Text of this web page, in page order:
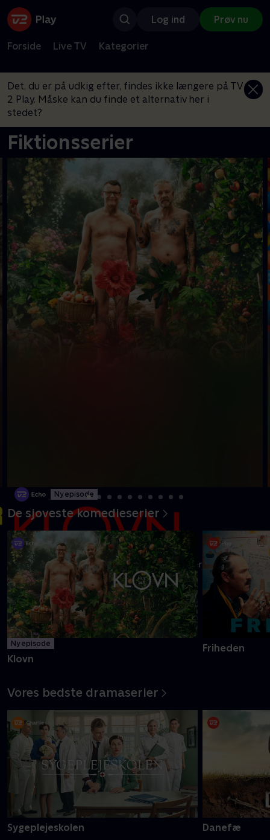
Log ind Prøv nu
Forside Live TV Kategorier
Det, du er på udkig efter, findes ikke længere på TV
2 Play. Måske kan du finde et alternativ her i
stedet?
Fiktionsserier
Ny episode
Danmarks pinligste makkerpar Frank og Casper navigerer livet
med tvivlsom succes
Mere info
De sjoveste komedieserier
Ny episode
Klovn
Friheden
Vores bedste dramaserier
Sygeplejeskolen Danefæ